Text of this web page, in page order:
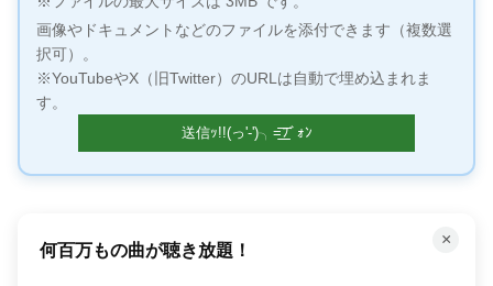
画像やドキュメントなどのファイルを添付できます（複数選
択可）。
※YouTubeやX（旧Twitter）のURLは自動で埋め込まれま
す。
×
何百万もの曲が聴き放題！